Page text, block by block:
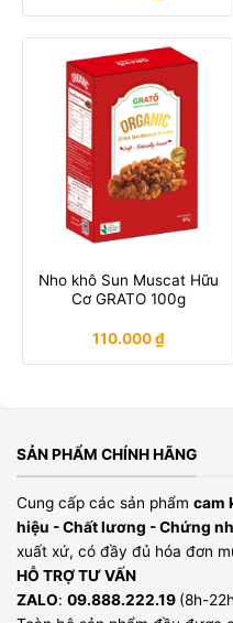
Nho khô Sun Muscat Hữu
Cơ GRATO 100g
110.000₫
SẢN PHẨM CHÍNH HÃNG
Cung cấp các sản phẩm cam
hiệu - Chất lương - Chứng
xuất xứ, có đầy đủ hóa đơn
HỖ TRỢ TƯ VẤN
ZALO: 09.888.222.19 (8h-